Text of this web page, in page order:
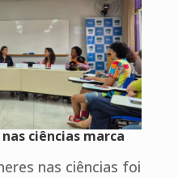
ciências marca
nas ciências foi